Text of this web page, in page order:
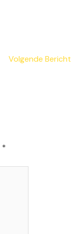
Volgende Bericht
*